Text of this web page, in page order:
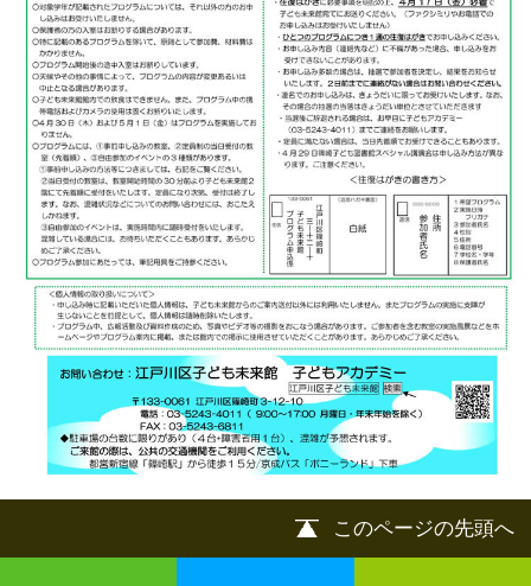
表示：PC|モバイル
© 2013 art blue Inc.